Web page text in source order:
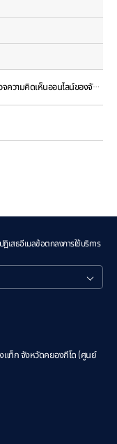
การรับสมัครผู้ร่วมอภิปรายในการสำรวจความคิดเห็นออนไลน์ของจังหวัดคยองกี
ฏิเสธอีเมลข้อตกลงการใช้บริการ
แท็ก จังหวัดคยองกีโด (ศูนย์